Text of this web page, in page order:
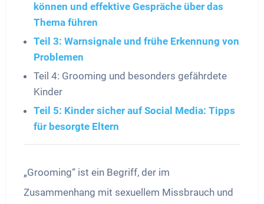
können und effektive Gespräche über das
Thema führen
Teil 3: Warnsignale und frühe Erkennung von
Problemen
Teil 4: Grooming und besonders gefährdete
Kinder
Teil 5: Kinder sicher auf Social Media: Tipps
für besorgte Eltern
„Grooming“ ist ein Begriff, der im
Zusammenhang mit sexuellem Missbrauch und